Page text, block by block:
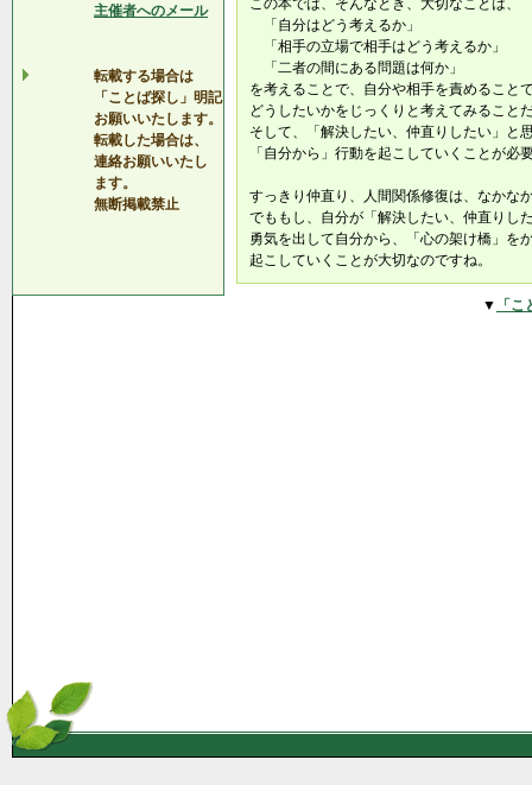
主催者へのメール
転載する場合は
「ことば探し」明記
お願いいたします。
転載した場合は、
連絡お願いいたし
ます。
無断掲載禁止
この本では、そんなとき、大切なことは、
「自分はどう考えるか」
「相手の立場で相手はどう考えるか」
「二者の間にある問題は何か」
を考えることで、自分や相手を責めること
どうしたいかをじっくりと考えてみること
そして、「解決したい、仲直りしたい」と
「自分から」行動を起こしていくことが必
すっきり仲直り、人間関係修復は、なかな
でももし、自分が「解決したい、仲直りし
勇気を出して自分から、「心の架け橋」を
起こしていくことが大切なのですね。
▼ 「